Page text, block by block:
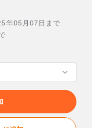
年05月07日まで